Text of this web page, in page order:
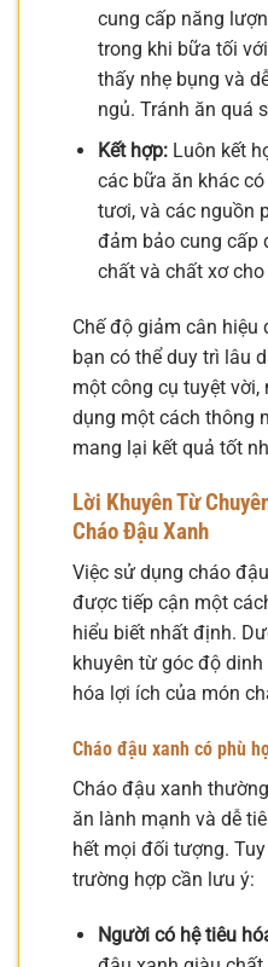
cung cấp năng
trong khi bữa tối
thấy nhẹ bụng và
ngủ. Tránh ăn quá
Kết hợp:Luôn kết
các bữa ăn khác
tươi, và các nguồn
đảm bảo cung cấp
chất và chất xơ cho
Chế độ giảm cân hiệu
bạn có thể duy trì lâu
một công cụ tuyệt
dụng một cách thông
mang lại kết quả tốt
Lời Khuyên Từ
Cháo Đậu Xanh
Việc sử dụng cháo
được tiếp cận một
hiểu biết nhất định.
khuyên từ góc độ
hóa lợi ích của món
Cháo đậu xanh có phù
Cháo đậu xanh
ăn lành mạnh và dễ
hết mọi đối tượng.
trường hợp cần lưu ý:
Người có hệ tiêu